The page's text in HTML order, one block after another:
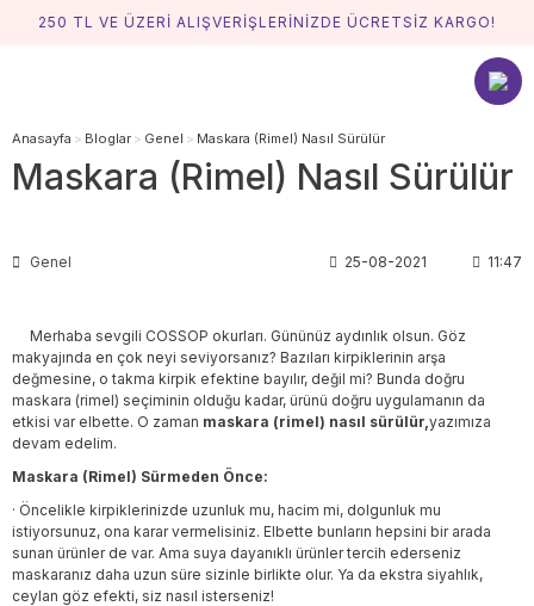
250 TL VE ÜZERİ ALIŞVERİŞLERİNİZDE ÜCRETSİZ KARGO!
Anasayfa Bloglar Genel Maskara (Rimel) Nasıl Sürülür
Maskara (Rimel) Nasıl Sürülür
Genel 25-08-2021 11:47
Merhaba sevgili COSSOP okurları. Gününüz aydınlık olsun. Göz
makyajında en çok neyi seviyorsanız? Bazıları kirpiklerinin arşa
değmesine, o takma kirpik efektine bayılır, değil mi? Bunda doğru
maskara (rimel) seçiminin olduğu kadar, ürünü doğru uygulamanın da
etkisi var elbette. O zaman maskara (rimel) nasıl sürülür,yazımıza
devam edelim.
Maskara (Rimel) Sürmeden Önce:
· Öncelikle kirpiklerinizde uzunluk mu, hacim mi, dolgunluk mu
istiyorsunuz, ona karar vermelisiniz. Elbette bunların hepsini bir arada
sunan ürünler de var. Ama suya dayanıklı ürünler tercih ederseniz
maskaranız daha uzun süre sizinle birlikte olur. Ya da ekstra siyahlık,
ceylan göz efekti, siz nasıl isterseniz!